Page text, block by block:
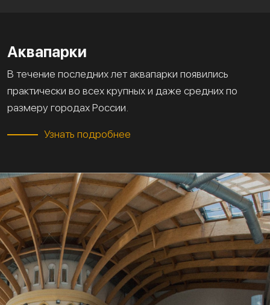
Аквапарки
В течение последних лет аквапарки появились
практически во всех крупных и даже средних по
размеру городах России.
Узнать подробнее